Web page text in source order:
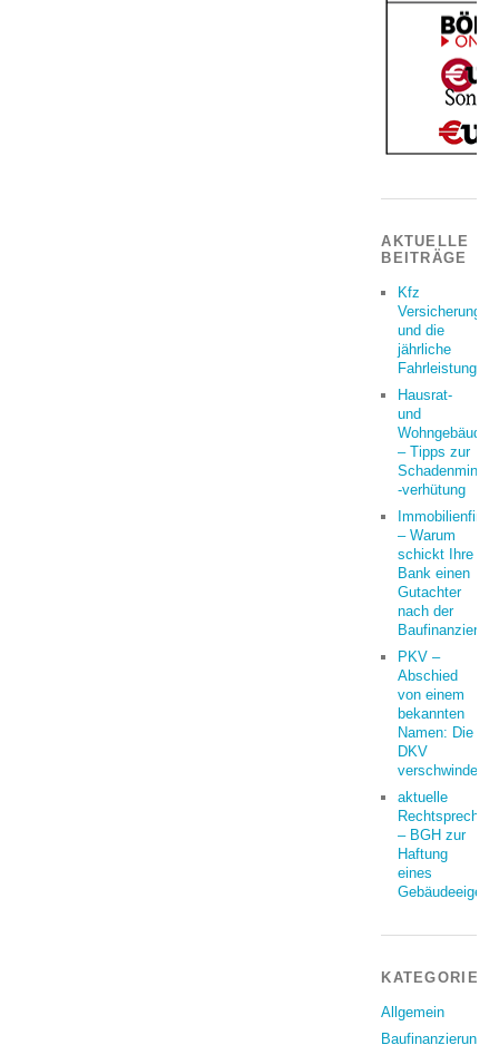
AKTUELLE
BEITRÄGE
Kfz
Versicherung
und die
jährliche
Fahrleistung
Hausrat-
und
– Tipps zur
-verhütung
– Warum
schickt Ihre
Bank einen
Gutachter
nach der
PKV –
Abschied
von einem
bekannten
Namen: Die
DKV
verschwindet
aktuelle
– BGH zur
Haftung
eines
KATEGORIEN
Allgemein
Baufinanzierung